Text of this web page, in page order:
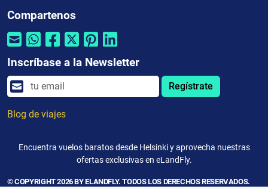
Compartenos
Inscríbase a la Newsletter
Regístrate
Blog de viajes
Encuentra vuelos baratos desde Helsinki y aprovecha nuestras
ofertas exclusivas en eLandFly.
© COPYRIGHT 2026 BY ELANDFLY. TODOS LOS DERECHOS RESERVADOS.